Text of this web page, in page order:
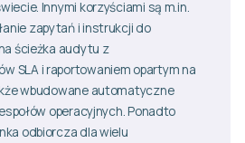
Innymi korzyściami są m.in.
zapytań i instrukcji do
ścieżka audytu z
SLA i raportowaniem opartym na
wbudowane automatyczne
operacyjnych. Ponadto
odbiorcza dla wielu